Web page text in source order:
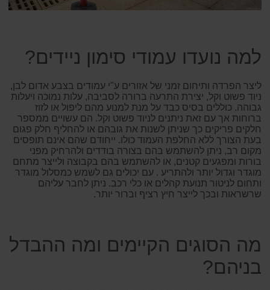
למה נועדו עמודי סימון ניידים?
ליצר הפרדה ותיחום זמני של אזורים ע"י עמודים בצבע אדום לבן,
ניוד פשוט וקל, יצירת התרעה ברורה לסביבה, עלות נמוכה ויעלות
גבוהה. כוללים בסיס כבד על מנת למנוע מהם ליפול או לזוז
ברוחות אך עם זאת ניתנים לניוד פשוט וקל. הם עשויים ממספר
חלקים פריקים כך שניתן לשנות את גובהם או להחליף חלק פגום
בעת הצורך ללא החלפת העמוד כולו. ייחודם שהם אינם תופסים
מקום רב, ניתן להשתמש בהם בצורה בודדים ולהרחיק מפני
בורות ומפגעים קטנים, או להשתמש בהם בקבוצה ולייצר מתחם
מוגדר וגדול יותר ולהתריע . עם יכולים גם לשמש כמסלול מוגדר
ותחום לניטור תנועת קהלים או כלי רכב. ניתן לחבר עליהם
שרשראות ובכך לייצר חיץ רציף וברור יותר.
מה הסוגים הקיימים ומה ההבדל
בניהם?